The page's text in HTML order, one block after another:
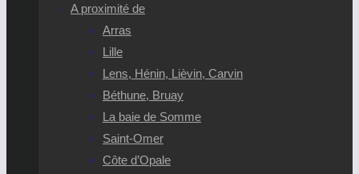
A proximité de
Arras
Lille
Lens, Hénin, Lièvin, Carvin
Béthune, Bruay
La baie de Somme
Saint-Omer
Côte d’Opale